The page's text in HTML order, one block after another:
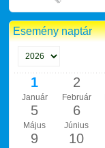
Esemény naptár
1
Január
2
Február
5
Május
6
Június
9 10